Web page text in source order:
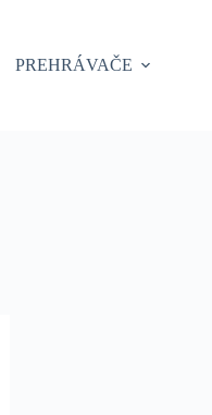
PREHRÁVAČE